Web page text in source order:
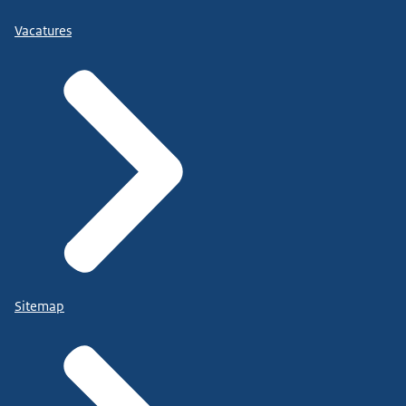
Vacatures
Sitemap